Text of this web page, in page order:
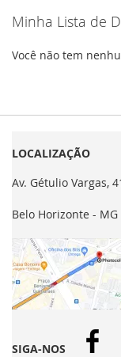
Minha Lista de
Você não tem
LOCALIZAÇÃO
Av. Gétulio Vargas,
Belo Horizonte - MG
SIGA-NOS